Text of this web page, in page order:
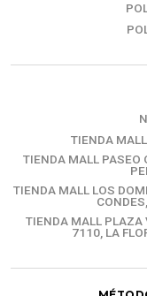
TIENDA
TIENDA MALL PASEO
TIENDA MALL LOS
TIENDA MALL PLAZA
7110, LA